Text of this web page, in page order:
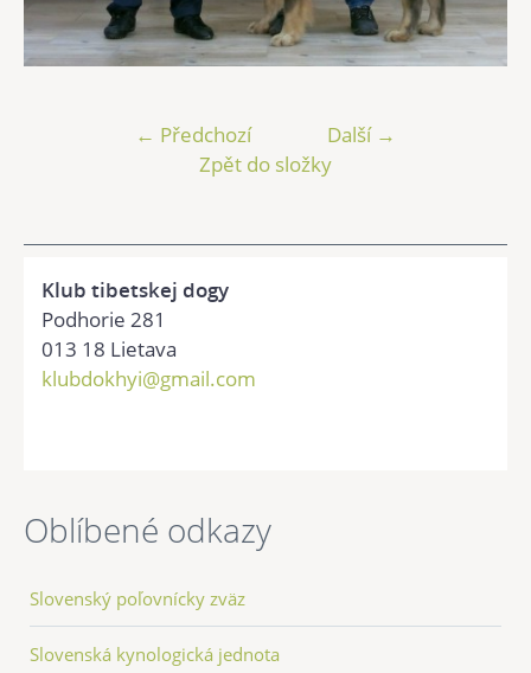
← Předchozí
Další →
Zpět do složky
Klub tibetskej dogy
Podhorie 281
013 18 Lietava
klubdokhyi@gmail.com
Oblíbené odkazy
Slovenský poľovnícky zväz
Slovenská kynologická jednota